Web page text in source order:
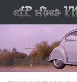
Skip to content